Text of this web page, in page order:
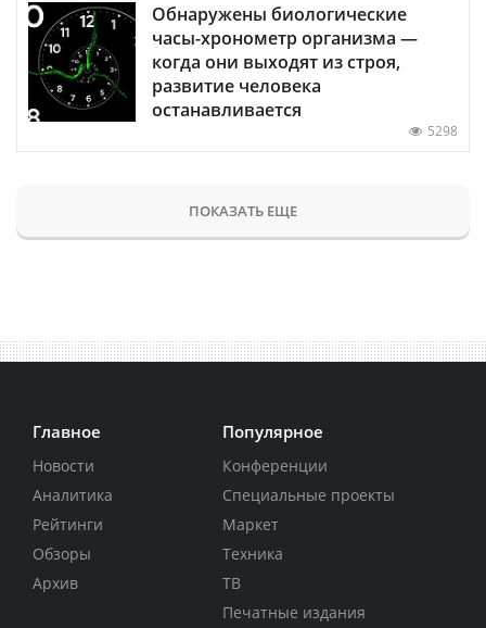
Обнаружены биологические
часы-хронометр организма —
когда они выходят из строя,
развитие человека
останавливается
5298
ПОКАЗАТЬ ЕЩЕ
Главное
Новости
Аналитика
Рейтинги
Обзоры
Архив
Популярное
Конференции
Специальные проекты
Маркет
Техника
ТВ
Печатные издания